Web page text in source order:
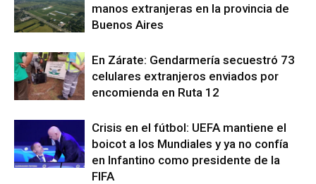
manos extranjeras en la provincia de
Buenos Aires
En Zárate: Gendarmería secuestró 73
celulares extranjeros enviados por
encomienda en Ruta 12
Crisis en el fútbol: UEFA mantiene el
boicot a los Mundiales y ya no confía
en Infantino como presidente de la
FIFA